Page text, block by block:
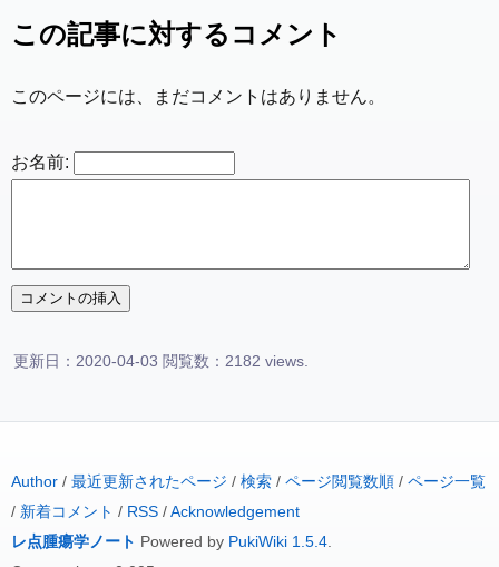
この記事に対するコメント
このページには、まだコメントはありません。
お名前:
更新日：2020-04-03 閲覧数：2182 views.
Author / 最近更新されたページ / 検索 / ページ閲覧数順 / ページ一覧
/ 新着コメント / RSS / Acknowledgement
レ点腫瘍学ノート Powered by PukiWiki 1.5.4